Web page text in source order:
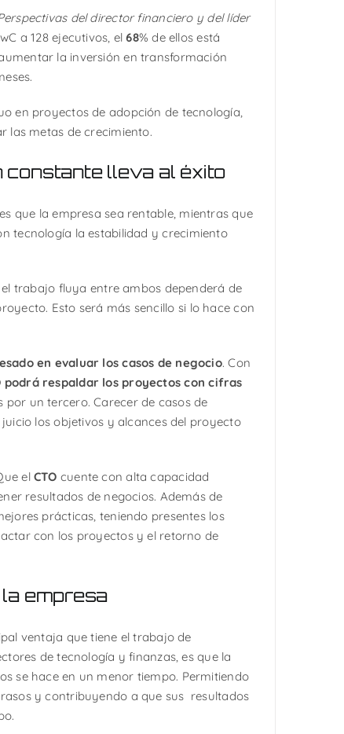
del director financiero y del líder
a 128 ejecutivos, el68% de ellos está
la inversión en transformación
en proyectos de adopción de tecnología,
las metas de crecimiento.
constante lleva al éxito
que la empresa sea rentable, mientras que
tecnología la estabilidad y crecimiento
trabajo fluya entre ambos dependerá de
Esto será más sencillo si lo hace con
en evaluar los casos de negocio. Con
podrá respaldar los proyectos con cifras
un tercero. Carecer de casos de
los objetivos y alcances del proyecto
el CTO cuente con alta capacidad
resultados de negocios. Además de
prácticas, teniendo presentes los
con los proyectos y el retorno de
empresa
ventaja que tiene el trabajo de
de tecnología y finanzas, es que la
se hace en un menor tiempo. Permitiendo
y contribuyendo a que sus resultados